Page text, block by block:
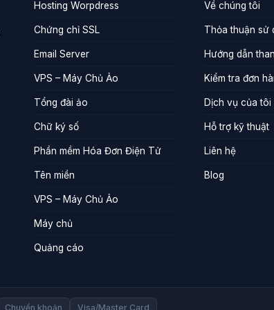
Hosting Worpdress
Chứng chỉ SSL
Email Server
VPS – Máy Chủ Ảo
Tổng đài ảo
Chữ ký số
Phần mềm Hóa Đơn Điện Tử
Tên miền
VPS – Máy Chủ Ảo
Máy chủ
Quảng cáo
Về chúng tôi
Thỏa thuận sử
Hướng dẫn
Kiểm tra đơn
Dịch vụ của tôi
Hỗ trợ kỹ thuật
Liên hệ
Blog
Chuyển khoản Visa/Master Card